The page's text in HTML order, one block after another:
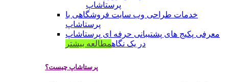
پرستاشاپ
خدمات طراحی وب سایت فروشگاهی با
پرستاشاپ
معرفی پکیج های پشتیبانی حرفه ای پرستاشاپ
در یک نگاهمطالعه بیشتر
پرستاشاپ چیست؟